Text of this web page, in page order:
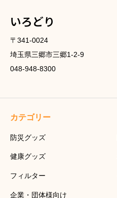
いろどり
〒341-0024
埼玉県三郷市三郷1-2-9
048-948-8300
カテゴリー
防災グッズ
健康グッズ
フィルター
企業・団体様向け